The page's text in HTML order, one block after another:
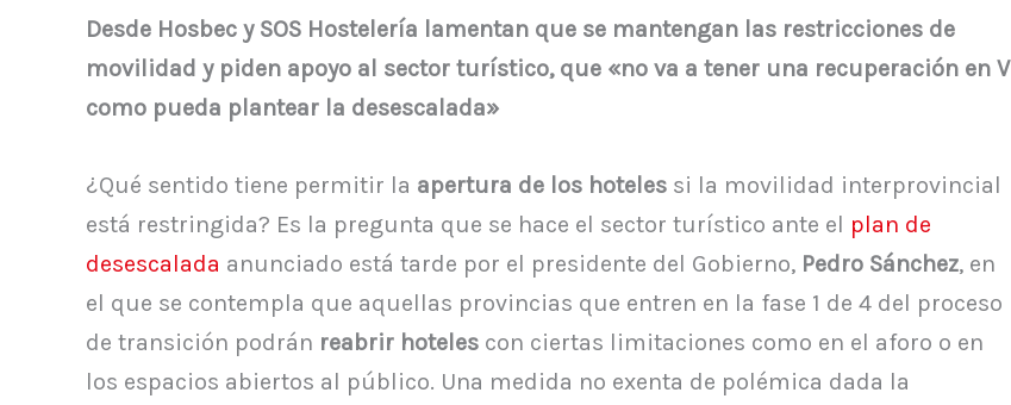
Desde Hosbec y SOS Hostelería lamentan que se mantengan las restricciones de
movilidad y piden apoyo al sector turístico, que «no va a tener una recuperación en V
como pueda plantear la desescalada»
¿Qué sentido tiene permitir la apertura de los hoteles si la movilidad interprovincial
está restringida? Es la pregunta que se hace el sector turístico ante el plan de
desescalada anunciado está tarde por el presidente del Gobierno, Pedro Sánchez, en
el que se contempla que aquellas provincias que entren en la fase 1 de 4 del proceso
de transición podrán reabrir hoteles con ciertas limitaciones como en el aforo o en
los espacios abiertos al público. Una medida no exenta de polémica dada la